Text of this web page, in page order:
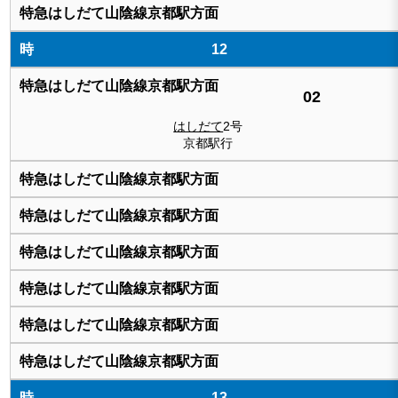
12
02
はしだて2号
京都駅行